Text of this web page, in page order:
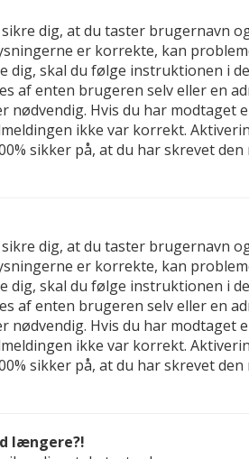
dig, at du taster brugernavn
er korrekte, kan
skal du følge instruktionen i
enten brugeren selv eller en
Hvis du har modtaget
ikke var korrekt.
sikker på, at du har skrevet
dig, at du taster brugernavn
er korrekte, kan
skal du følge instruktionen i
enten brugeren selv eller en
Hvis du har modtaget
ikke var korrekt.
sikker på, at du har skrevet
længere?!